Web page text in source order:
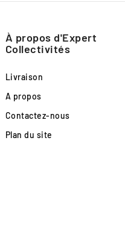
À propos d'Expert
Collectivités
Livraison
A propos
Contactez-nous
Plan du site